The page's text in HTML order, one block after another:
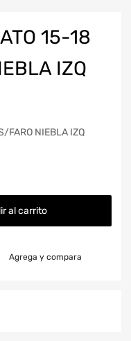
15-18
IZQ
FARO NIEBLA IZQ
al carrito
Agrega y compara